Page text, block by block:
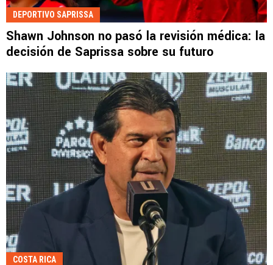
DEPORTIVO SAPRISSA
Shawn Johnson no pasó la revisión médica: la
decisión de Saprissa sobre su futuro
COSTA RICA